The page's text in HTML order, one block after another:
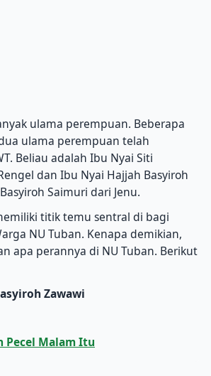
ulama perempuan. Beberapa
ulama perempuan telah
Beliau adalah Ibu Nyai Siti
dan Ibu Nyai Hajjah Basyiroh
Saimuri dari Jenu.
titik temu sentral di bagi
NU Tuban. Kenapa demikian,
apa perannya di NU Tuban. Berikut
Zawawi
Pecel Malam Itu